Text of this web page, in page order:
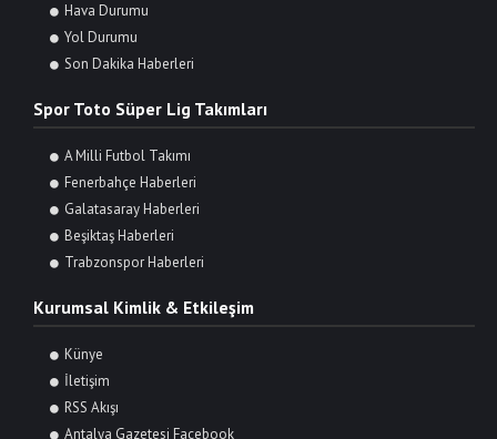
Hava Durumu
Yol Durumu
Son Dakika Haberleri
Spor Toto Süper Lig Takımları
A Milli Futbol Takımı
Fenerbahçe Haberleri
Galatasaray Haberleri
Beşiktaş Haberleri
Trabzonspor Haberleri
Kurumsal Kimlik & Etkileşim
Künye
İletişim
RSS Akışı
Antalya Gazetesi Facebook